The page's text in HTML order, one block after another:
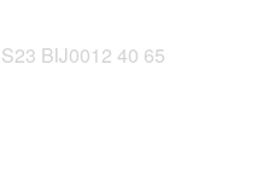
BIJ0012 40 65